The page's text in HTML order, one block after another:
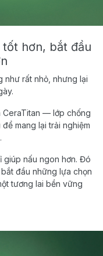
tốt hơn, bắt đầu
như rất nhỏ, nhưng lại
CeraTitan — lớp chống
mang lại trải nghiệm
giúp nấu ngon hơn. Đó
đầu những lựa chọn
tương lai bền vững